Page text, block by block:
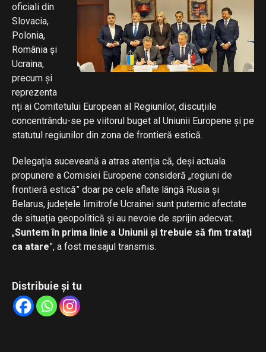
oficiali din
Slovacia,
Polonia,
România și
Ucraina,
precum și
reprezenta
nți ai Comitetului European al Regiunilor, discuțiile
concentrându-se pe viitorul buget al Uniunii Europene și pe
statutul regiunilor din zona de frontieră estică.
Delegația suceveană a atras atenția că, deși actuala
propunere a Comisiei Europene consideră „regiuni de
frontieră estică” doar pe cele aflate lângă Rusia și
Belarus, județele limitrofe Ucrainei sunt puternic afectate
de situația geopolitică și au nevoie de sprijin adecvat.
„Suntem în prima linie a Uniunii și trebuie să fim tratați
ca atare”, a fost mesajul transmis.
Distribuie și tu